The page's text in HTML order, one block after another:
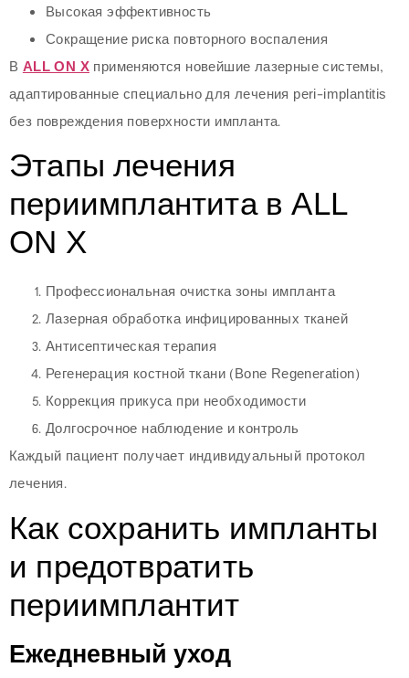
Высокая эффективность
Сокращение риска повторного воспаления
ВALL ON X применяются новейшие лазерные системы,
адаптированные специально для лечения peri-implantitis
без повреждения поверхности импланта.
Этапы лечения
периимплантита в ALL
ON X
Профессиональная очистка зоны импланта
Лазерная обработка инфицированных тканей
Антисептическая терапия
Регенерация костной ткани (Bone Regeneration)
Коррекция прикуса при необходимости
Долгосрочное наблюдение и контроль
Каждый пациент получает индивидуальный протокол
лечения.
Как сохранить импланты
и предотвратить
периимплантит
Ежедневный уход